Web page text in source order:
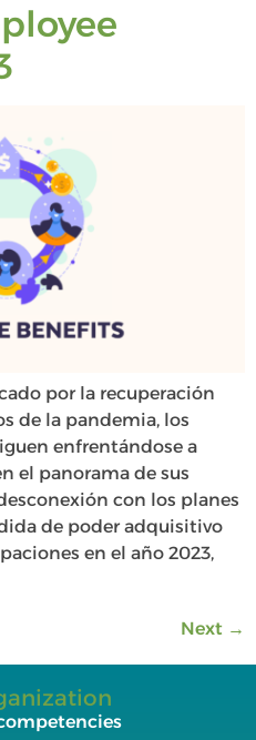
por la recuperación
de la pandemia, los
enfrentándose a
el panorama de sus
con los planes
de poder adquisitivo
en el año 2023,
Next →